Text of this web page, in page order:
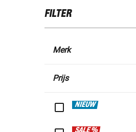
FILTER
Merk
Prijs
NIEUW